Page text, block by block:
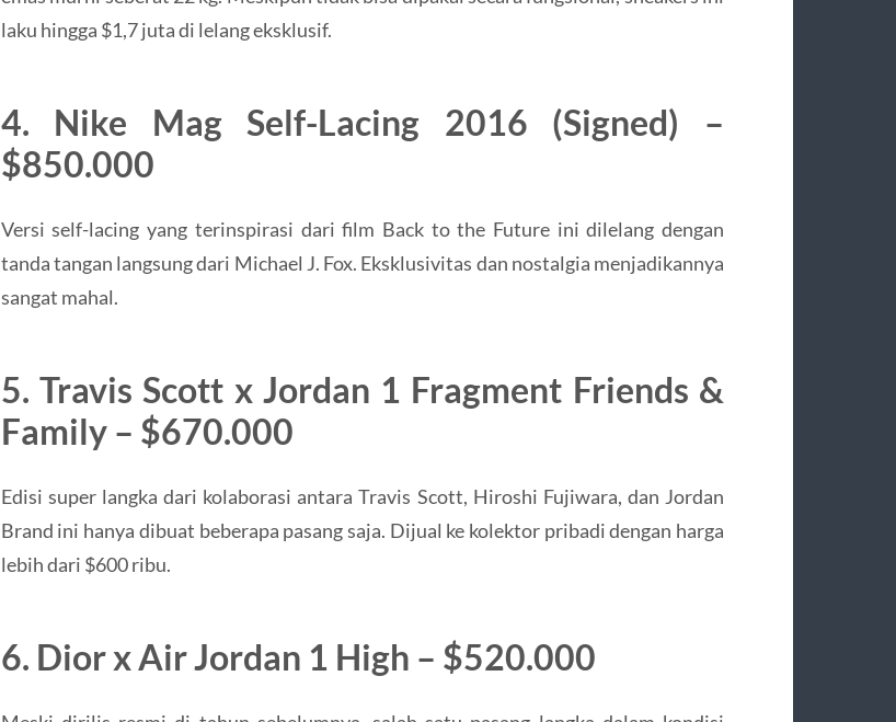
laku hingga $1,7 juta di lelang eksklusif.
4. Nike Mag Self-Lacing 2016 (Signed) –
$850.000
Versi self-lacing yang terinspirasi dari film Back to the Future ini dilelang dengan
tanda tangan langsung dari Michael J. Fox. Eksklusivitas dan nostalgia menjadikannya
sangat mahal.
5. Travis Scott x Jordan 1 Fragment Friends &
Family – $670.000
Edisi super langka dari kolaborasi antara Travis Scott, Hiroshi Fujiwara, dan Jordan
Brand ini hanya dibuat beberapa pasang saja. Dijual ke kolektor pribadi dengan harga
lebih dari $600 ribu.
6. Dior x Air Jordan 1 High – $520.000